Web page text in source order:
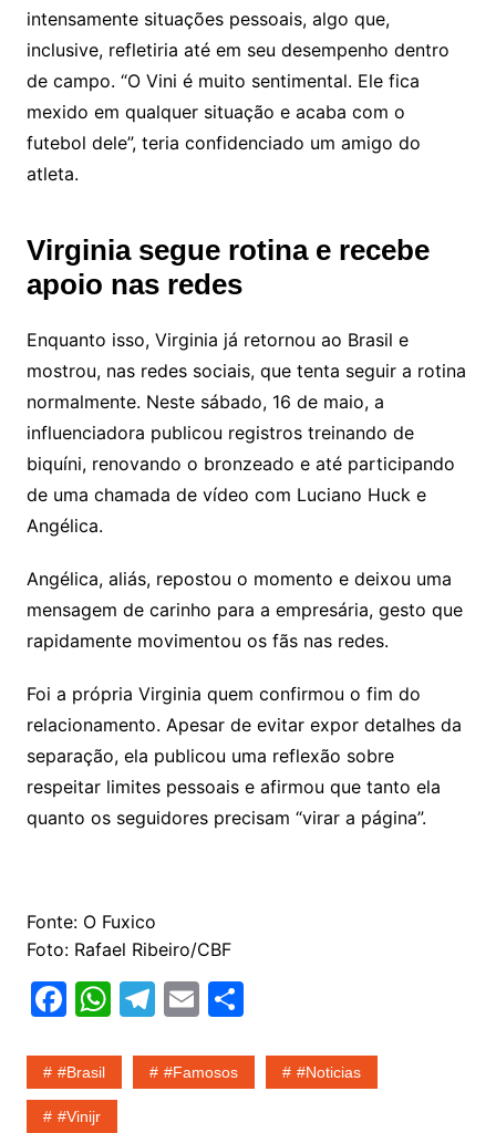
intensamente situações pessoais, algo que,
inclusive, refletiria até em seu desempenho dentro
de campo. “O Vini é muito sentimental. Ele fica
mexido em qualquer situação e acaba com o
futebol dele”, teria confidenciado um amigo do
atleta.
Virginia segue rotina e recebe
apoio nas redes
Enquanto isso, Virginia já retornou ao Brasil e
mostrou, nas redes sociais, que tenta seguir a rotina
normalmente. Neste sábado, 16 de maio, a
influenciadora publicou registros treinando de
biquíni, renovando o bronzeado e até participando
de uma chamada de vídeo com Luciano Huck e
Angélica.
Angélica, aliás, repostou o momento e deixou uma
mensagem de carinho para a empresária, gesto que
rapidamente movimentou os fãs nas redes.
Foi a própria Virginia quem confirmou o fim do
relacionamento. Apesar de evitar expor detalhes da
separação, ela publicou uma reflexão sobre
respeitar limites pessoais e afirmou que tanto ela
quanto os seguidores precisam “virar a página”.
Fonte: O Fuxico
Foto: Rafael Ribeiro/CBF
F
c
e
W
at
s
T
e
E
ai
S
ar
#Brasil #Famosos #noticias
#vinijr